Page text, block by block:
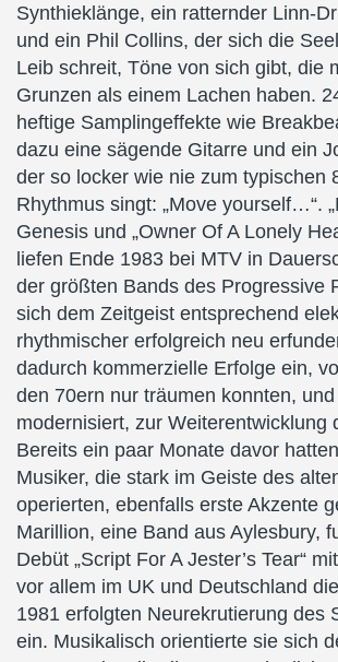
Synthieklänge, ein ratternder Linn-
und ein Phil Collins, der sich die
Leib schreit, Töne von sich gibt, die
Grunzen als einem Lachen haben.
heftige Samplingeffekte wie
dazu eine sägende Gitarre und ein
der so locker wie nie zum typischen
Rhythmus singt: „Move yourself…“.
Genesis und „Owner Of A Lonely
liefen Ende 1983 bei MTV in
der größten Bands des Progressive
sich dem Zeitgeist entsprechend
rhythmischer erfolgreich neu
dadurch kommerzielle Erfolge ein,
den 70ern nur träumen konnten,
modernisiert, zur Weiterentwicklung
Bereits ein paar Monate davor
Musiker, die stark im Geiste des
operierten, ebenfalls erste Akzente
Marillion, eine Band aus Aylesbury,
Debüt „Script For A Jester’s Tear“
vor allem im UK und Deutschland
1981 erfolgten Neurekrutierung des
ein. Musikalisch orientierte sie sich